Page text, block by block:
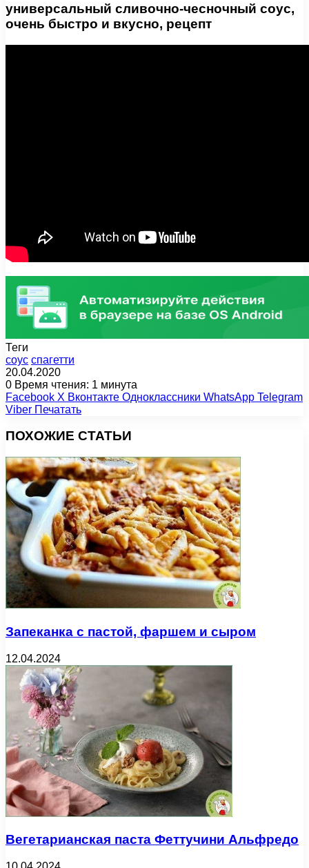
универсальный сливочно-чесночный соус,
очень быстро и вкусно, рецепт
Теги
соус спагетти
20.04.2020
0 Время чтения: 1 минута
Facebook X Вконтакте Одноклассники WhatsApp Telegram
Viber Печатать
ПОХОЖИЕ СТАТЬИ
Запеканка с пастой, фаршем и сыром
12.04.2024
Вегетарианская паста Феттучини Альфредо